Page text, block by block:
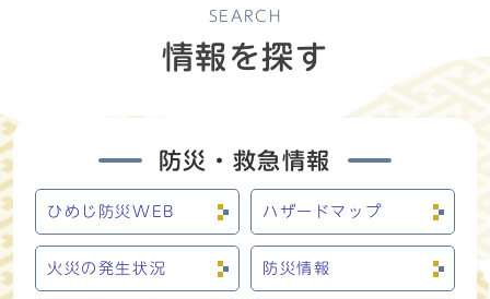
SEARCH
情報を探す
防災・救急情報
ひめじ防災WEB ハザードマップ
火災の発生状況 防災情報